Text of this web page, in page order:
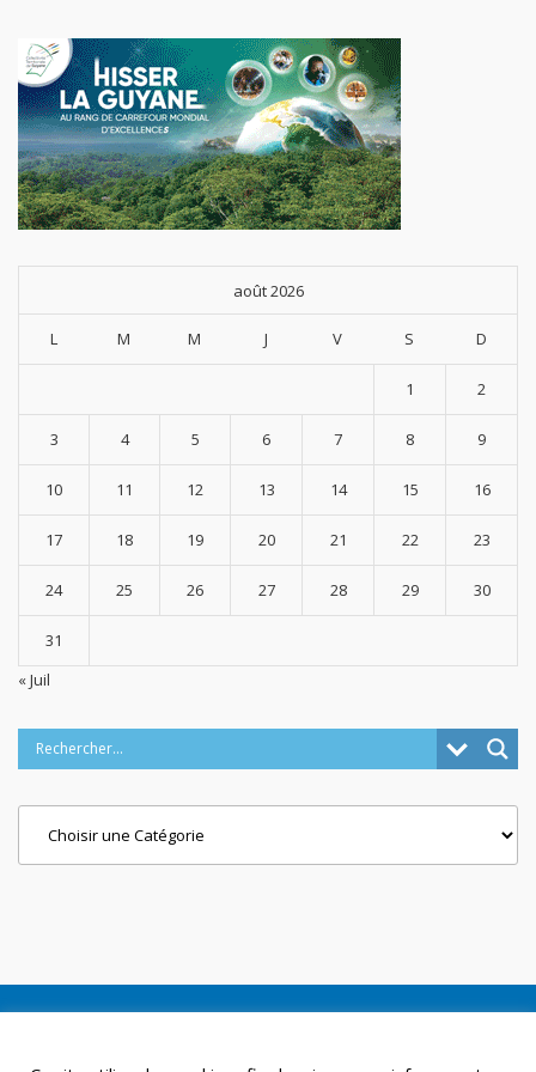
août 2026
L M M J V S D
1 2
3 4 5 6 7 8 9
10 11 12 13 14 15 16
17 18 19 20 21 22 23
24 25 26 27 28 29 30
31
« Juil